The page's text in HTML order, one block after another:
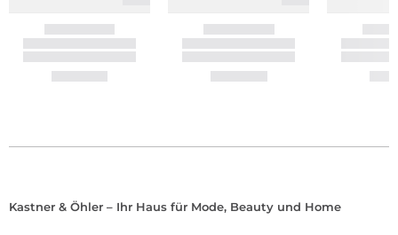
Kastner & Öhler – Ihr Haus für Mode, Beauty und Home